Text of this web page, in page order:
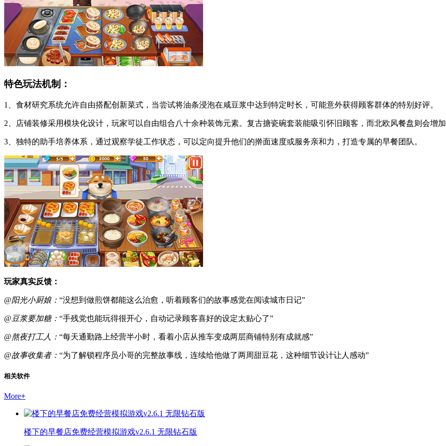
特色玩法机制：
1、食材研究系统允许自由搭配创新菜式，当尝试将油条浸泡在咸豆浆中达到特定时长，可能意外获得顾客群体的特别好评。
2、店铺装修采用模块化设计，玩家可以自由组合八十余种装饰元素。复古搪瓷碗套装能吸引怀旧顾客，而北欧风餐盘则会增加
3、独特的助手培养体系，通过观察学徒工作状态，可以定向提升他们的擀面速度或服务亲和力，打造专属的早餐团队。
玩家真实反馈：
@阳光小厨娘： “没想到做煎饼都能这么治愈，听着顾客们的故事感觉在阅读城市日记”
@豆浆要加糖： “手残党也能玩得很开心，自动记录顾客喜好的设定太贴心了”
@熬夜打工人： “每天通勤路上经营半小时，看着小店从推车变成两层商铺特别有成就感”
@故事收集者： “为了解锁程序员小哥的完整故事线，连续给他做了两周甜豆花，这种细节设计让人感动”
相关软件
More+
楼下的早餐店免费经营模拟游戏v2.6.1 无限钻石版